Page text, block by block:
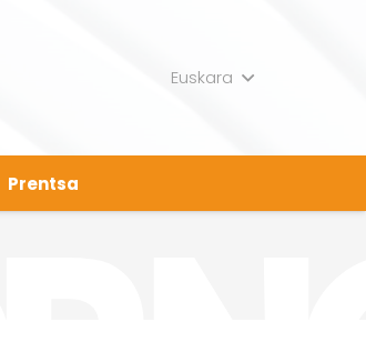
Euskara
Prentsa